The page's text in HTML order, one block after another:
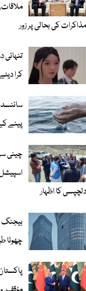
مذاکرات کی بحالی پر زور
کرا
پینے
چینی
دلچپسی کا اظہار
چھوٹا